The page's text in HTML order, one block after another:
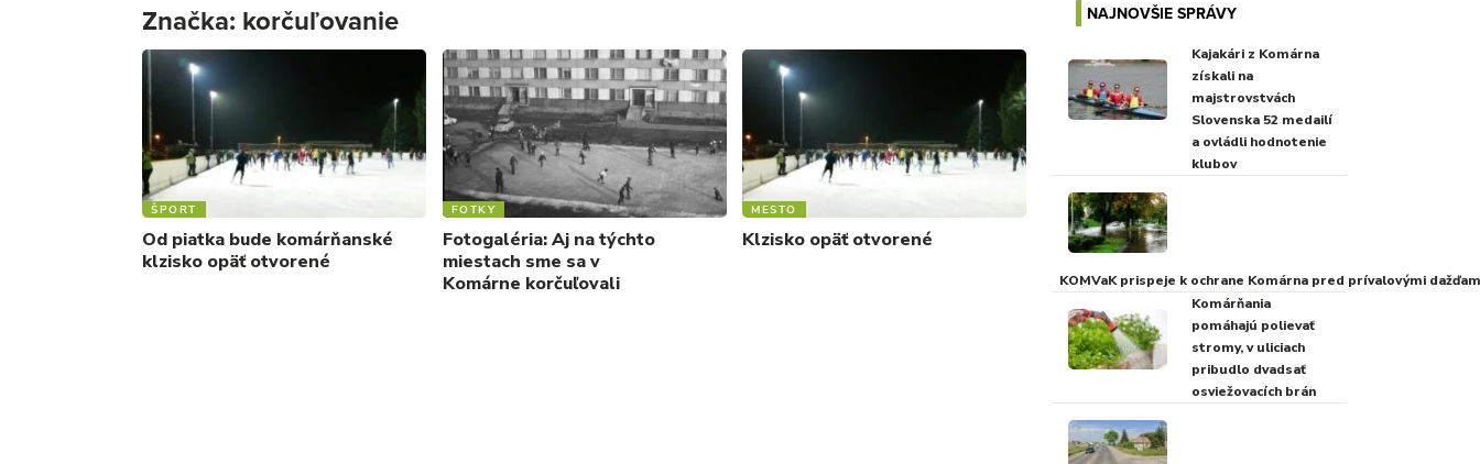
Značka: korčuľovanie
ŠPORT
Od piatka bude komárňanské
klzisko opäť otvorené
FOTKY
Fotogaléria: Aj na týchto
miestach sme sa v
Komárne korčuľovali
MESTO
Klzisko opäť otvorené
NAJNOVŠIE SPRÁVY
Kajakári z Komárna
získali na
majstrovstvách
Slovenska 52 medailí
a ovládli hodnotenie
klubov
KOMVaK prispeje k ochrane Komárna pred prívalovými
Komárňania
pomáhajú polievať
stromy, v uliciach
pribudlo dvadsať
osviežovacích brán